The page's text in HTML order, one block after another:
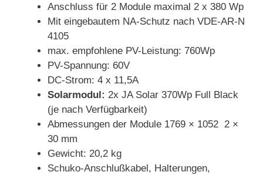
Anschluss für 2 Module maximal 2 x 380 Wp
Mit eingebautem NA-Schutz nach VDE-AR-N
4105
max. empfohlene PV-Leistung: 760Wp
PV-Spannung: 60V
DC-Strom: 4 x 11,5A
Solarmodul: 2x JA Solar 370Wp Full Black
(je nach Verfügbarkeit)
Abmessungen der Module 1769 × 1052 2 ×
30 mm
Gewicht: 20,2 kg
Schuko-Anschlußkabel, Halterungen,